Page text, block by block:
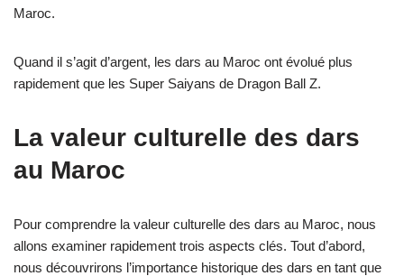
Maroc.
Quand il s’agit d’argent, les dars au Maroc ont évolué plus
rapidement que les Super Saiyans de Dragon Ball Z.
La valeur culturelle des dars
au Maroc
Pour comprendre la valeur culturelle des dars au Maroc, nous
allons examiner rapidement trois aspects clés. Tout d’abord,
nous découvrirons l’importance historique des dars en tant que